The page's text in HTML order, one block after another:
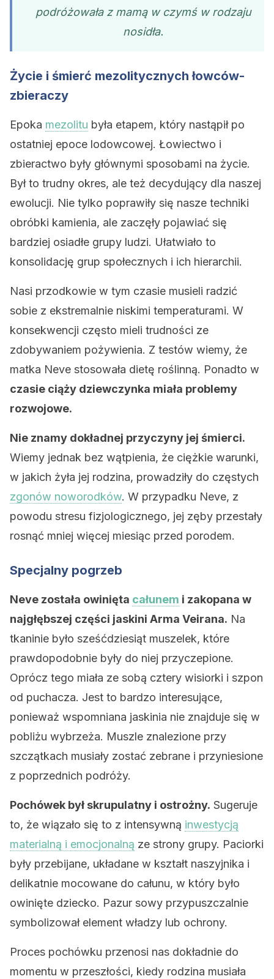
podróżowała z mamą w czymś w rodzaju
nosidła.
Życie i śmierć mezolitycznych łowców-
zbieraczy
Epoka mezolitu była etapem, który nastąpił po
ostatniej epoce lodowcowej. Łowiectwo i
zbieractwo były głównymi sposobami na życie.
Był to trudny okres, ale też decydujący dla naszej
ewolucji. Nie tylko poprawiły się nasze techniki
obróbki kamienia, ale zaczęły pojawiać się
bardziej osiadłe grupy ludzi. Ułatwiało to
konsolidację grup społecznych i ich hierarchii.
Nasi przodkowie w tym czasie musieli radzić
sobie z ekstremalnie niskimi temperaturami. W
konsekwencji często mieli trudności ze
zdobywaniem pożywienia. Z testów wiemy, że
matka Neve stosowała dietę roślinną. Ponadto w
czasie ciąży dziewczynka miała problemy
rozwojowe.
Nie znamy dokładnej przyczyny jej śmierci.
Wiemy jednak bez wątpienia, że ​​ciężkie warunki,
w jakich żyła jej rodzina, prowadziły do częstych
zgonów noworodków. W przypadku Neve, z
powodu stresu fizjologicznego, jej zęby przestały
rosnąć mniej więcej miesiąc przed porodem.
Specjalny pogrzeb
Neve została owinięta całunem i zakopana w
najgłębszej części jaskini Arma Veirana. Na
tkaninie było sześćdziesiąt muszelek, które
prawdopodobnie były do niej przyczepione.
Oprócz tego miała ze sobą cztery wisiorki i szpon
od puchacza. Jest to bardzo interesujące,
ponieważ wspomniana jaskinia nie znajduje się w
pobliżu wybrzeża. Muszle znalezione przy
szczątkach musiały zostać zebrane i przyniesione
z poprzednich podróży.
Pochówek był skrupulatny i ostrożny. Sugeruje
to, że wiązało się to z intensywną inwestycją
materialną i emocjonalną ze strony grupy. Paciorki
były przebijane, układane w kształt naszyjnika i
delikatnie mocowane do całunu, w który było
owinięte dziecko. Pazur sowy przypuszczalnie
symbolizował element władzy lub ochrony.
Proces pochówku przenosi nas dokładnie do
momentu w przeszłości, kiedy rodzina musiała